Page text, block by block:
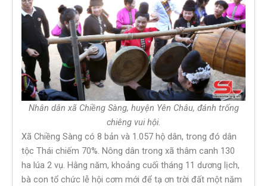
Nhân dân xã Chiềng Sàng, huyện Yên Châu, đánh trống
chiêng vui hội.
Xã Chiềng Sàng có 8 bản và 1.057 hộ dân, trong đó dân
tộc Thái chiếm 70%. Nông dân trong xã thâm canh 130
ha lúa 2 vụ. Hằng năm, khoảng cuối tháng 11 dương lịch,
bà con tổ chức lễ hội cơm mới để tạ ơn trời đất một năm